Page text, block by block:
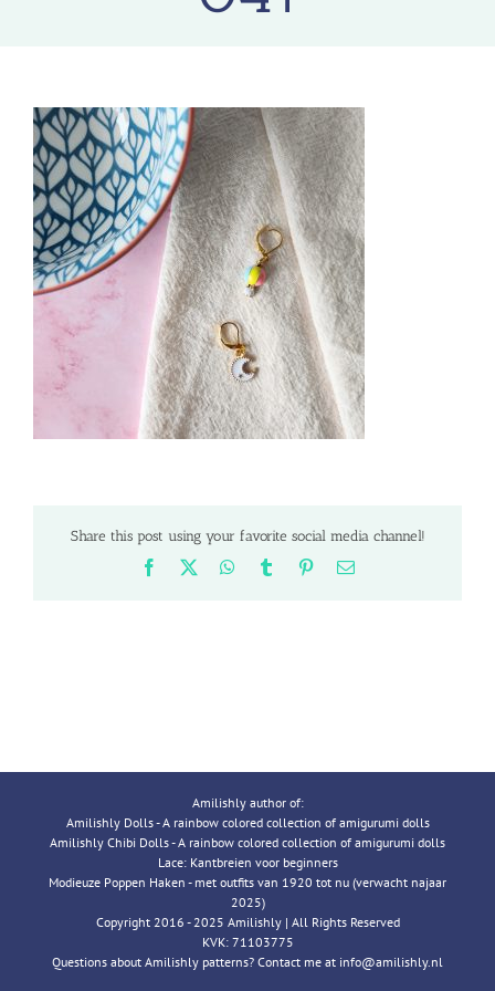
Share this post using your favorite social media channel!
Facebook WhatsApp
Tumblr PinterestEmail
Amilishly author of:
Amilishly Dolls - A rainbow colored collection of amigurumi dolls
Amilishly Chibi Dolls - A rainbow colored collection of amigurumi dolls
Lace: Kantbreien voor beginners
Modieuze Poppen Haken - met outfits van 1920 tot nu (verwacht najaar
2025)
Copyright 2016 - 2025 Amilishly | All Rights Reserved
KVK: 71103775
Questions about Amilishly patterns? Contact me at info@amilishly.nl